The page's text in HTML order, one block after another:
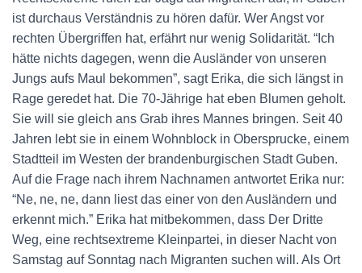
ist durchaus Verständnis zu hören dafür. Wer Angst vor
rechten Übergriffen hat, erfährt nur wenig Solidarität. “Ich
hätte nichts dagegen, wenn die Ausländer von unseren
Jungs aufs Maul bekommen”, sagt Erika, die sich längst in
Rage geredet hat. Die 70-Jährige hat eben Blumen geholt.
Sie will sie gleich ans Grab ihres Mannes bringen. Seit 40
Jahren lebt sie in einem Wohnblock in Obersprucke, einem
Stadtteil im Westen der brandenburgischen Stadt Guben.
Auf die Frage nach ihrem Nachnamen antwortet Erika nur:
“Ne, ne, ne, dann liest das einer von den Ausländern und
erkennt mich.” Erika hat mitbekommen, dass Der Dritte
Weg, eine rechtsextreme Kleinpartei, in dieser Nacht von
Samstag auf Sonntag nach Migranten suchen will. Als Ort